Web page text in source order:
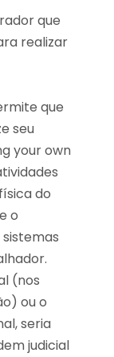
que
realizar
que
seu
your own
do
o
(nos
ou o
seria
judicial